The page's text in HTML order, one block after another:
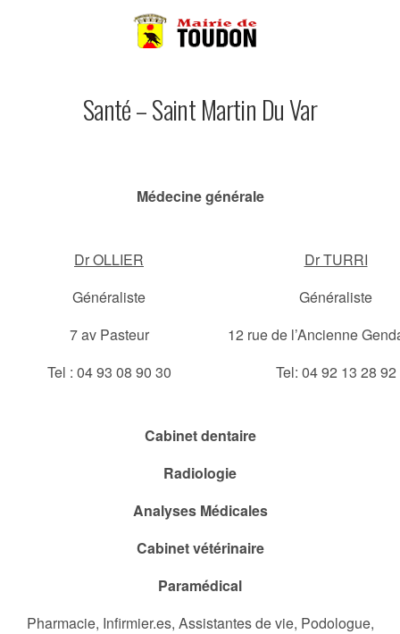
Santé – Saint Martin Du Var
Médecine générale
Dr OLLIER
Généraliste
7 av Pasteur
Tel : 04 93 08 90 30
Dr TURRI
Généraliste
12 rue de l’Ancienne
Tel: 04 92 13 28 92
Cabinet dentaire
Radiologie
Analyses Médicales
Cabinet vétérinaire
Paramédical
Pharmacie, Infirmier.es, Assistantes de vie, Podologue,